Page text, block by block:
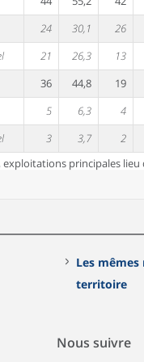
24 30,1 26
21 26,3 13
36 44,8 19
5 6,3 4
3 3,7 2
exploitations principales
Les
territoire
Nous suivre